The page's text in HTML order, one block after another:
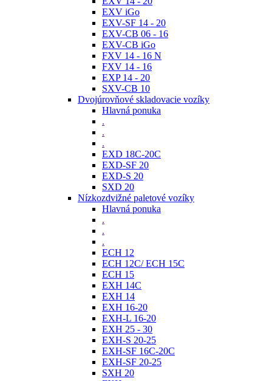
EXV iGo
EXV-SF 14 - 20
EXV-CB 06 - 16
EXV-CB iGo
FXV 14 - 16 N
FXV 14 - 16
EXP 14 - 20
SXV-CB 10
Dvojúrovňové skladovacie vozíky
Hlavná ponuka
.
.
.
EXD 18C-20C
EXD-SF 20
EXD-S 20
SXD 20
Nízkozdvižné paletové vozíky
Hlavná ponuka
.
.
.
ECH 12
ECH 12C/ ECH 15C
ECH 15
EXH 14C
EXH 14
EXH 16-20
EXH-L 16-20
EXH 25 - 30
EXH-S 20-25
EXH-SF 16C-20C
EXH-SF 20-25
SXH 20